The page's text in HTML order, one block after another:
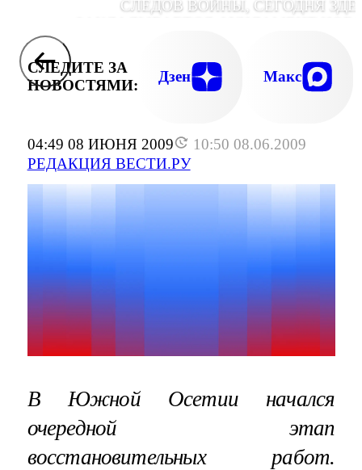
04:49 08 ИЮНЯ 2009
10:50 08.06.2009
РЕДАКЦИЯ ВЕСТИ.РУ
СЛЕДОВ ВОЙНЫ, СЕГОДНЯ
СЛЕДИТЕ ЗА
НОВОСТЯМИ:
Дзен Макс
В Южной Осетии начался
очередной этап
восстановительных работ.